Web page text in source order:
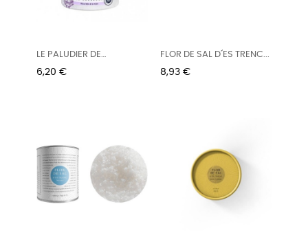
LE PALUDIER DE
GUÉRANDE...
Precio
6,20 €
FLOR DE SAL D´ES TRENC...
Precio
8,93 €